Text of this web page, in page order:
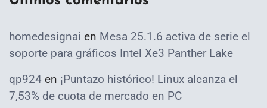
homedesignai en Mesa 25.1.6 activa de serie el
soporte para gráficos Intel Xe3 Panther Lake
qp924 en ¡Puntazo histórico! Linux alcanza el
7,53% de cuota de mercado en PC